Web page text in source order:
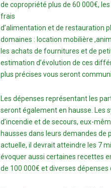
de copropriété plus de 60 000€,
frais
d’alimentation et de restauration
domaines : location mobilière
les achats de fournitures et de
estimation d’évolution de ces
plus précises vous seront
Les dépenses représentant les
seront également en hausse. Les
d’incendie et de secours, eux-
hausses dans leurs demandes de
actuelle, il devrait atteindre les 7
évoquer aussi certaines recettes
de 100 000€ et diverses dépenses